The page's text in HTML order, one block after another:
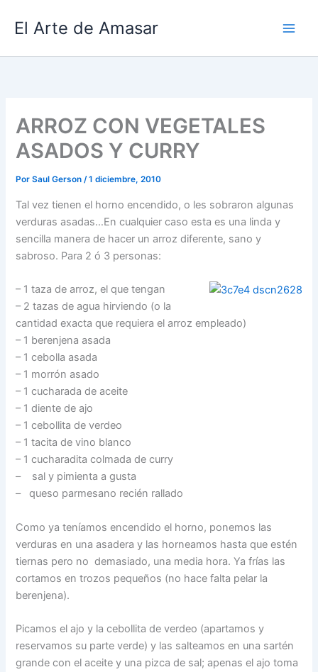
El Arte de Amasar
ARROZ CON VEGETALES
ASADOS Y CURRY
PorSaul Gerson/1 diciembre, 2010
Tal vez tienen el horno encendido, o les sobraron algunas
verduras asadas…En cualquier caso esta es una linda y
sencilla manera de hacer un arroz diferente, sano y
sabroso. Para 2 ó 3 personas:
– 1 taza de arroz, el que tengan
– 2 tazas de agua hirviendo (o la
cantidad exacta que requiera el arroz empleado)
– 1 berenjena asada
– 1 cebolla asada
– 1 morrón asado
– 1 cucharada de aceite
– 1 diente de ajo
– 1 cebollita de verdeo
– 1 tacita de vino blanco
– 1 cucharadita colmada de curry
– sal y pimienta a gusta
– queso parmesano recién rallado
Como ya teníamos encendido el horno, ponemos las
verduras en una asadera y las horneamos hasta que estén
tiernas pero no demasiado, una media hora. Ya frías las
cortamos en trozos pequeños (no hace falta pelar la
berenjena).
Picamos el ajo y la cebollita de verdeo (apartamos y
reservamos su parte verde) y las salteamos en una sartén
grande con el aceite y una pizca de sal; apenas el ajo toma